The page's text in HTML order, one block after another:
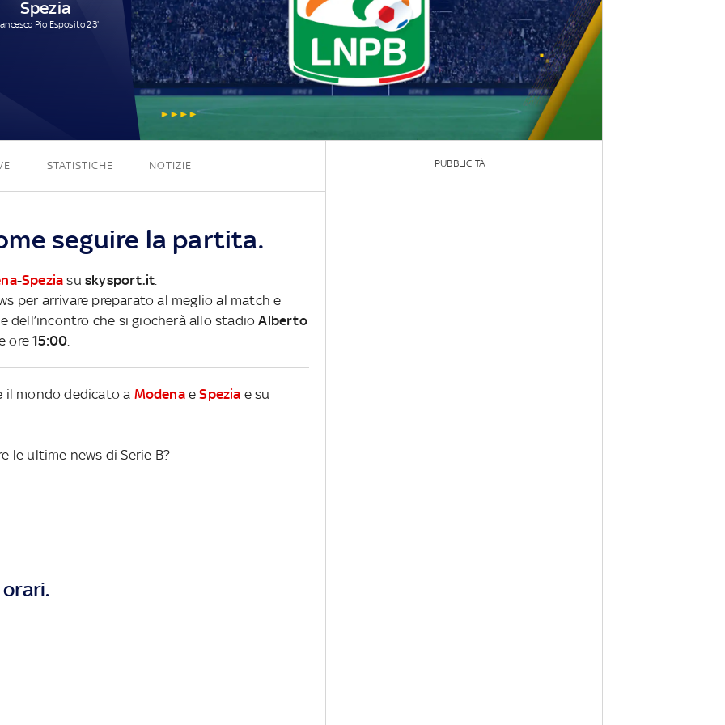
Spezia
Pio Esposito 23'
1 - 1
STATISTICHE NOTIZIE
seguire la partita.
-Spezia suskysport.it
per arrivare preparato al meglio al match e
che si giocherà allo stadioAlberto
ore15:00
mondo dedicato a ModenaeSpezia e su
le ultime news di Serie B?
PUBBLICITÀ